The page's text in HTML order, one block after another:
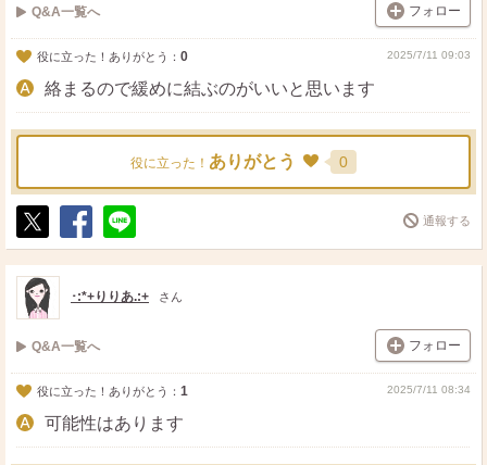
Q&A一覧へ フォロー
役に立った！ありがとう： 0 2025/7/11 09:03
絡まるので緩めに結ぶのがいいと思います
役に立った！ ありがとう 0
ポ
ス
ト
シ
ェ
送
る
通報する
･:*+りりあ.:+ さん
Q&A一覧へ フォロー
役に立った！ありがとう： 1 2025/7/11 08:34
可能性はあります